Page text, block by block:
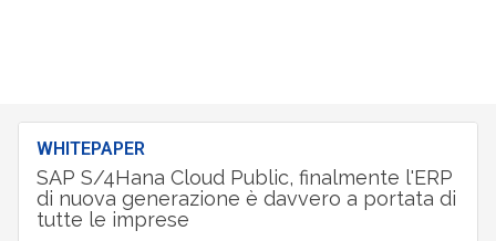
WHITEPAPER
SAP S/4Hana Cloud Public, finalmente l'ERP
di nuova generazione è davvero a portata di
tutte le imprese